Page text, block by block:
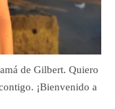
de Gilbert. Quiero
¡Bienvenido a